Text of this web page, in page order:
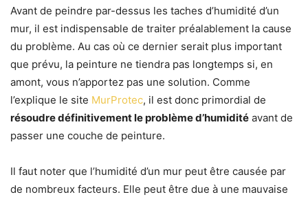
Avant de peindre par-dessus les taches d’humidité d’un
mur, il est indispensable de traiter préalablement la cause
du problème. Au cas où ce dernier serait plus important
que prévu, la peinture ne tiendra pas longtemps si, en
amont, vous n’apportez pas une solution. Comme
l’explique le site MurProtec, il est donc primordial de
résoudre définitivement le problème d’humidité avant de
passer une couche de peinture.
Il faut noter que l’humidité d’un mur peut être causée par
de nombreux facteurs. Elle peut être due à une mauvaise